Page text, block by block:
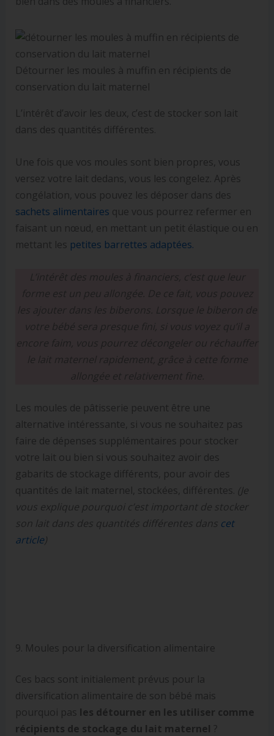
Détourner les moules à muffin en récipients de
conservation du lait maternel
L’intérêt d’avoir les deux, c’est de stocker son lait
dans des quantités différentes.
Une fois que vos moules sont bien propres, vous
versez votre lait dedans, vous les congelez. Après
congélation, vous pouvez les déposer dans des
sachets alimentaires que vous pourrez refermer en
faisant un nœud, en mettant un petit élastique ou en
mettant les petites barrettes adaptées.
L’intérêt des moules à financiers, c’est que leur
forme est un peu allongée. De ce fait, vous pouvez
les ajouter dans les biberons. Lorsque le biberon de
votre bébé sera presque fini, si vous voyez qu’il a
encore faim, vous pourrez décongeler ou réchauffer
le lait maternel rapidement, grâce à cette forme
allongée et relativement fine.
Les moules de pâtisserie peuvent être une
alternative intéressante, si vous ne souhaitez pas
faire de dépenses supplémentaires pour stocker
votre lait ou bien si vous souhaitez avoir des
gabarits de stockage différents, pour avoir des
quantités de lait maternel, stockées, différentes. (Je
vous explique pourquoi c’est important de stocker
son lait dans des quantités différentes dans cet
article)
9. Moules pour la diversification alimentaire
Ces bacs sont initialement prévus pour la
diversification alimentaire de son bébé mais
pourquoi pas les détourner en les utiliser comme
récipients de stockage du lait maternel ?